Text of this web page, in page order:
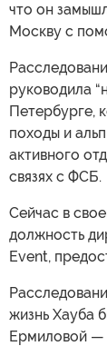
что он
Москву с
руководила
Петербурге,
походы и
активного
связях с ФСБ.
Сейчас в
должность
Event,
жизнь Хауба
Ермиловой —